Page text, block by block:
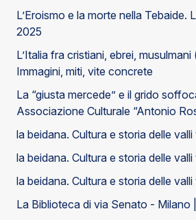
L’Eroismo e la morte nella Tebaide.
2025
L’Italia fra cristiani, ebrei,
Immagini, miti, vite concrete
La “giusta mercede” e il grido
Associazione Culturale “Antonio
la beidana. Cultura e storia delle valli
la beidana. Cultura e storia delle valli
la beidana. Cultura e storia delle valli
La Biblioteca di via Senato - Milano